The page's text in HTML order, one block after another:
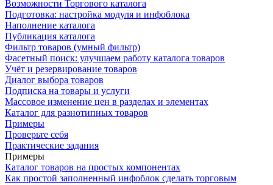
Возможности Торгового каталога
Подготовка: настройка модуля и инфоблока
Наполнение каталога
Публикация каталога
Фильтр товаров (умный фильтр)
Фасетный поиск: улучшаем работу каталога товаров
Учёт и резервирование товаров
Диалог выбора товаров
Подписка на товары и услуги
Массовое изменение цен в разделах и элементах
Каталог для разнотипных товаров
Примеры
Проверьте себя
Практические задания
Примеры
Каталог товаров на простых компонентах
Как простой заполненный инфоблок сделать торговым